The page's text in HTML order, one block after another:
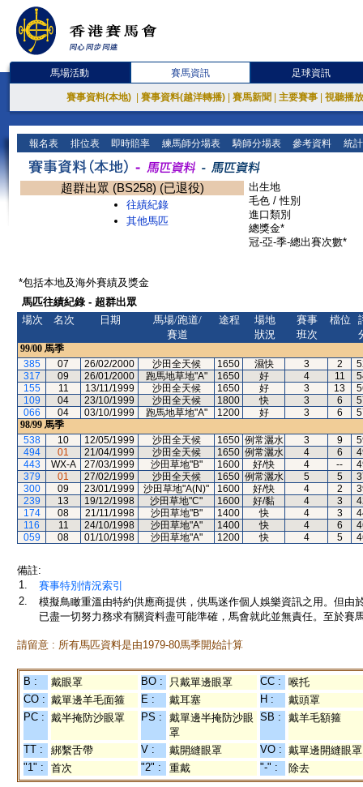
馬場活動 賽馬資訊 足球資訊
賽事資料(本地) 賽事資料(越洋轉播) 賽馬新聞 主要賽事 視聽播
報名表 排位表 即時賠率 練馬師分場表 騎師分場表 參考資料 統
超群出眾 (BS258) (已退役)
往績紀錄
其他馬匹
出生地
毛色 / 性別
進口類別
總獎金*
冠-亞-季-總出賽次數*
*包括本地及海外賽績及獎金
馬匹往績紀錄 - 超群出眾
場次
名次 日期
馬場/跑道/
賽道
途程
場地
狀況
賽事
班次
檔位
99/00 馬季
385
07 26/02/2000 沙田全天候 1650 濕快 3 2
317
09 26/01/2000 跑馬地草地"A" 1650 好 4 11
155
11 13/11/1999 沙田全天候 1650 好 3 13
109
04 23/10/1999 沙田全天候 1800 快 3 6
066
04 03/10/1999 跑馬地草地"A" 1200 好 3 6
98/99 馬季
538
10 12/05/1999 沙田全天候 1650 例常灑水 3 9
494
01 21/04/1999 沙田全天候 1650 例常灑水 4 6
443
WX-A 27/03/1999 沙田草地"B" 1600 好/快 4 --
379
01 27/02/1999 沙田全天候 1650 例常灑水 5 5
300
09 23/01/1999 沙田草地"A(N)" 1600 好/快 4 2
239
13 19/12/1998 沙田草地"C" 1600 好/黏 4 3
174
08 21/11/1998 沙田草地"B" 1400 快 4 3
116
11 24/10/1998 沙田草地"A" 1400 快 4 6
059
08 01/10/1998 沙田草地"A" 1200 快 4 5
備註:
1.
賽事特別情況索引
2.
模擬鳥瞰重溫由特約供應商提供，供馬迷作個人娛樂資訊之用。但
已盡一切努力務求有關資料盡可能準確，馬會就此並無責任。至於賽
請留意 : 所有馬匹資料是由1979-80馬季開始計算
B : 戴眼罩 BO : 只戴單邊眼罩 CC :
喉托
CO : 戴單邊羊毛面箍 E : 戴耳塞 H :
戴頭罩
PC : 戴半掩防沙眼罩 PS :
戴單邊半掩防沙眼
罩
SB : 戴羊毛額箍
TT : 綁繫舌帶 V : 戴開縫眼罩 VO : 戴單邊開縫眼罩
"1" :
首次 "2" : 重戴 "-" : 除去